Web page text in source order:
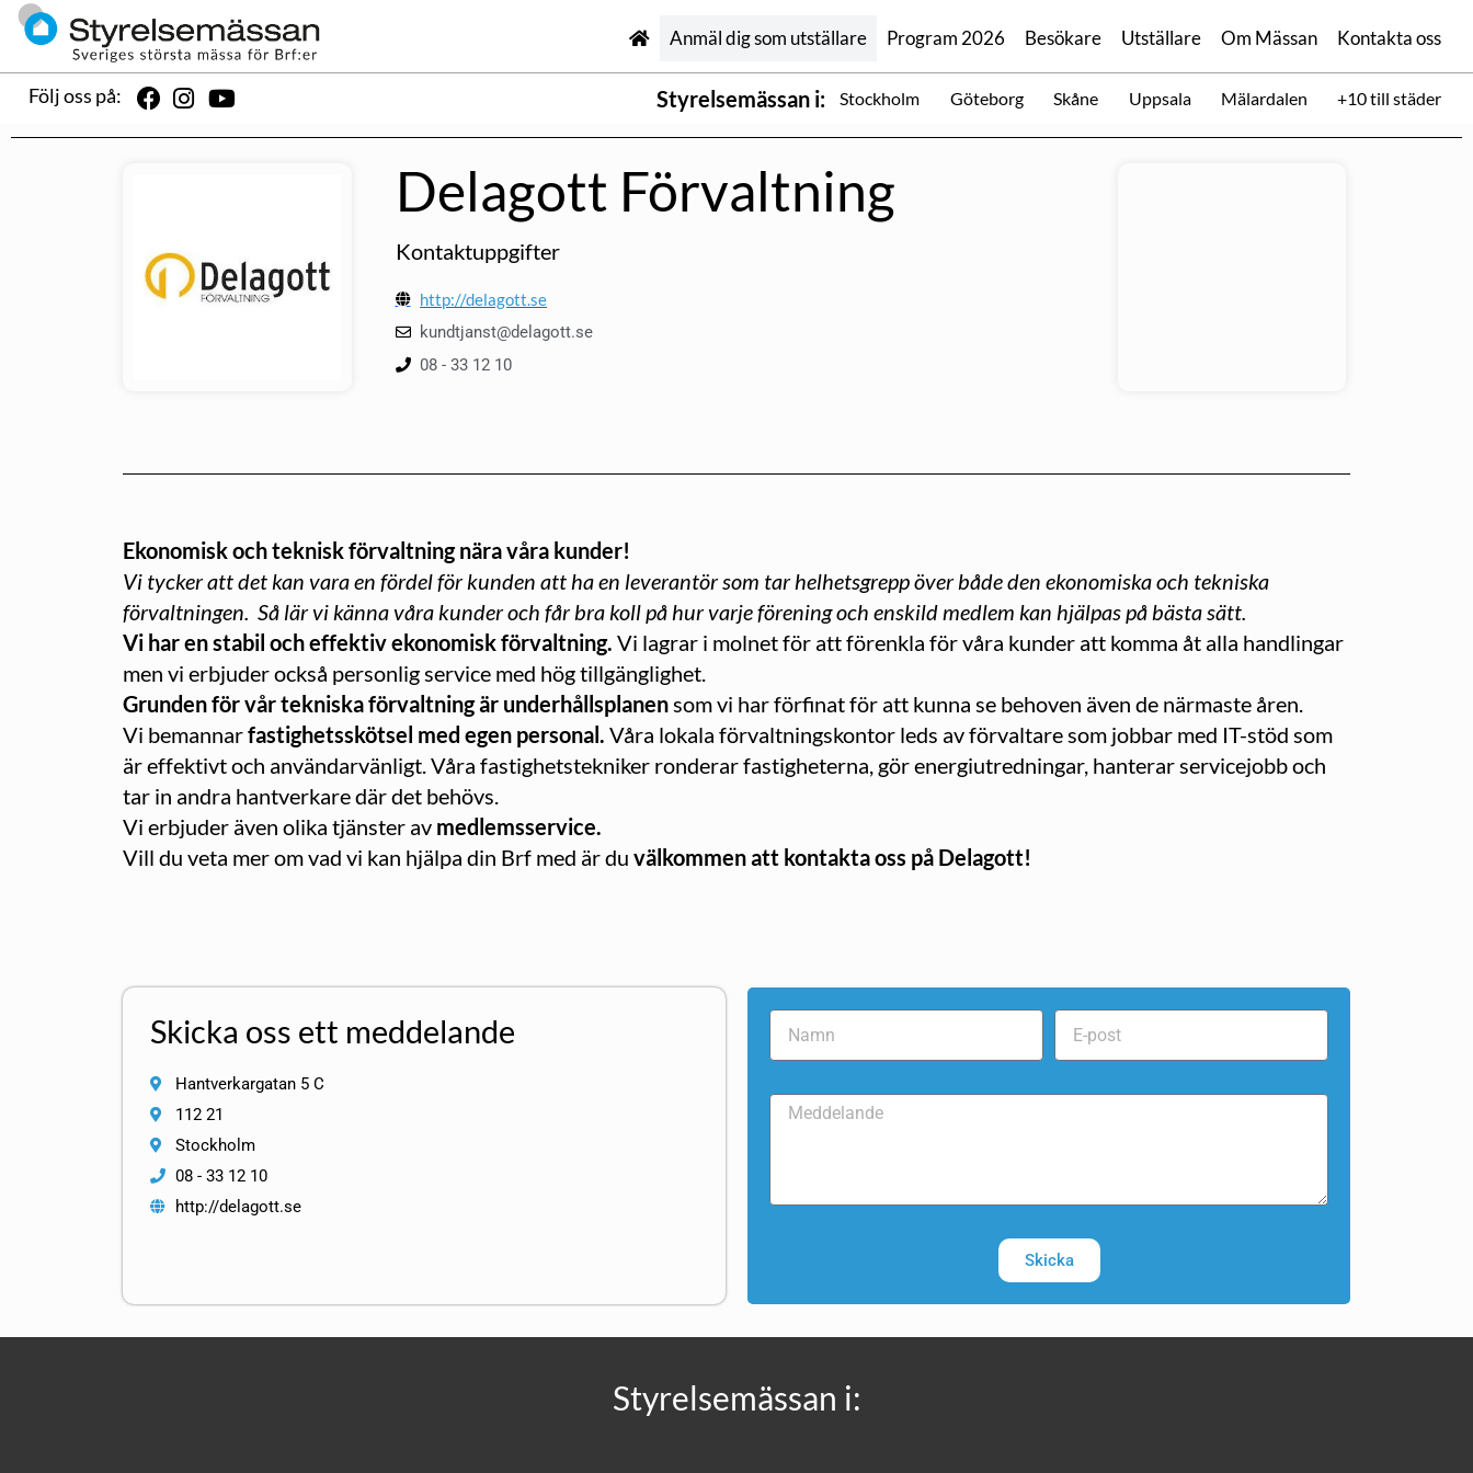
Anmäl dig som utställare Program 2026 Besökare Utställare Om Mässan Kontakta oss
Följ oss på: Styrelsemässan i: Stockholm Göteborg Skåne Uppsala Mälardalen +10 till städer
Delagott Förvaltning
Kontaktuppgifter
http://delagott.se
kundtjanst@delagott.se
08 - 33 12 10
Ekonomisk och teknisk förvaltning nära våra kunder!
Vi tycker att det kan vara en fördel för kunden att ha en leverantör som tar helhetsgrepp över både den ekonomiska och tekniska
förvaltningen. Så lär vi känna våra kunder och får bra koll på hur varje förening och enskild medlem kan hjälpas på bästa sätt.
Vi har en stabil och effektiv ekonomisk förvaltning. Vi lagrar i molnet för att förenkla för våra kunder att komma åt alla handlingar
men vi erbjuder också personlig service med hög tillgänglighet.
Grunden för vår tekniska förvaltning är underhållsplanensom vi har förfinat för att kunna se behoven även de närmaste åren.
Vi bemannarfastighetsskötsel med egen personal. Våra lokala förvaltningskontor leds av förvaltare som jobbar med IT-stöd som
är effektivt och användarvänligt. Våra fastighetstekniker ronderar fastigheterna, gör energiutredningar, hanterar servicejobb och
tar in andra hantverkare där det behövs.
Vi erbjuder även olika tjänster av medlemsservice.
Vill du veta mer om vad vi kan hjälpa din Brf med är du välkommen att kontakta oss på Delagott!
Skicka oss ett meddelande
Hantverkargatan 5 C
112 21
Stockholm
08 - 33 12 10
http://delagott.se
Skicka
Styrelsemässan i: